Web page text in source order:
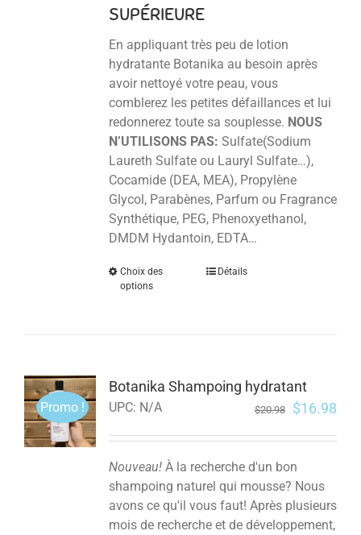
SUPÉRIEURE
En appliquant très peu de lotion
hydratante Botanika au besoin après
avoir nettoyé votre peau, vous
comblerez les petites défaillances et lui
redonnerez toute sa souplesse. NOUS
N’UTILISONS PAS: Sulfate(Sodium
Laureth Sulfate ou Lauryl Sulfate…),
Cocamide (DEA, MEA), Propylène
Glycol, Parabènes, Parfum ou Fragrance
Synthétique, PEG, Phenoxyethanol,
DMDM Hydantoin, EDTA…
Choix des
options
Détails
Promo !
Botanika Shampoing hydratant
UPC: N/A $20.98 $16.98
Nouveau!À la recherche d'un bon
shampoing naturel qui mousse? Nous
avons ce qu'il vous faut! Après plusieurs
mois de recherche et de développement,